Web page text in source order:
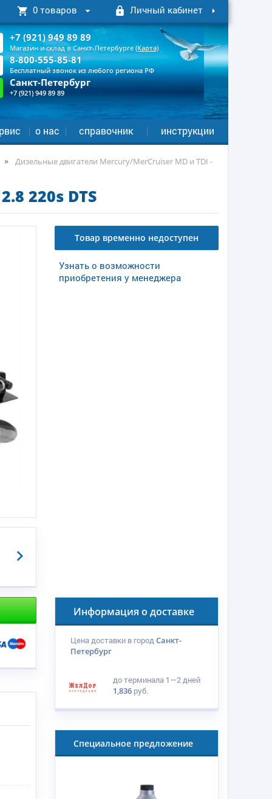
0 товаров Личный кабинет
+7 (921) 949 89 89
Магазин и склад в Санкт-Петербурге (Карта)
8-800-555-85-81
Бесплатный звонок из любого региона РФ
Санкт-Петербург
+7 (921) 949 89 89
о нас справочник инструкции
Дизельные двигатели Mercury/MerCruiser MD и TDI -
220s DTS
Товар временно недоступен
Узнать о возможности
приобретения у менеджера
Информация о доставке
Цена доставки в городСанкт-
Петербург
до терминала 1—2 дней
1,836 руб.
Специальное предложение